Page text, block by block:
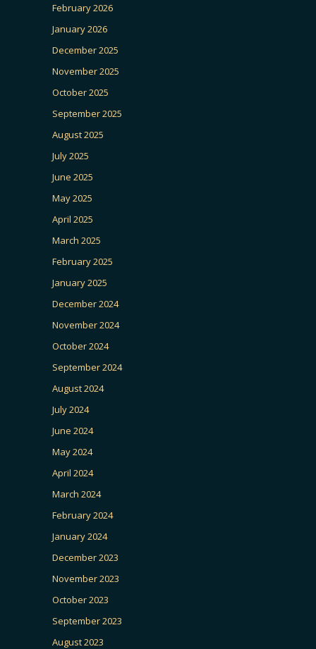
February 2026
January 2026
December 2025
November 2025
October 2025
September 2025
August 2025
July 2025
June 2025
May 2025
April 2025
March 2025
February 2025
January 2025
December 2024
November 2024
October 2024
September 2024
August 2024
July 2024
June 2024
May 2024
April 2024
March 2024
February 2024
January 2024
December 2023
November 2023
October 2023
September 2023
August 2023